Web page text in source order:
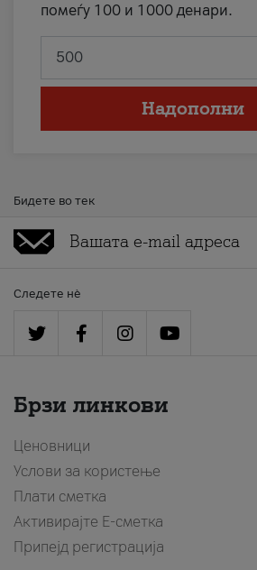
помеѓу 100 и 1000 денари.
Надополни
Бидете во тек
Следете нè
Брзи линкови
Ценовници
Услови за користење
Плати сметка
Активирајте Е-сметка
Припејд регистрација